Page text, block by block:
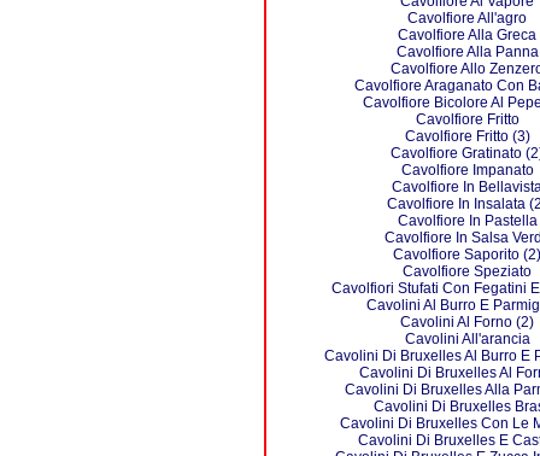
Cavolfiore All'agro
Cavolfiore Alla Greca
Cavolfiore Alla Panna
Cavolfiore Allo
Cavolfiore Araganato Con
Cavolfiore Bicolore Al
Cavolfiore Fritto
Cavolfiore Fritto (3)
Cavolfiore Gratinato
Cavolfiore Impanato
Cavolfiore In
Cavolfiore In Insalata
Cavolfiore In Pastella
Cavolfiore In Salsa
Cavolfiore Saporito (2)
Cavolfiore Speziato
Cavolfiori Stufati Con Fegatini
Cavolini Al Burro E
Cavolini Al Forno (2)
Cavolini All'arancia
Cavolini Di Bruxelles Al Burro E
Cavolini Di Bruxelles Al
Cavolini Di Bruxelles Alla
Cavolini Di Bruxelles
Cavolini Di Bruxelles Con Le
Cavolini Di Bruxelles E